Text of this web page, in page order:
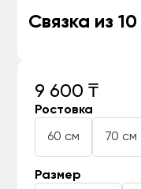
Связка из
9 600 ₸
Ростовка
60 см 70 см
Размер